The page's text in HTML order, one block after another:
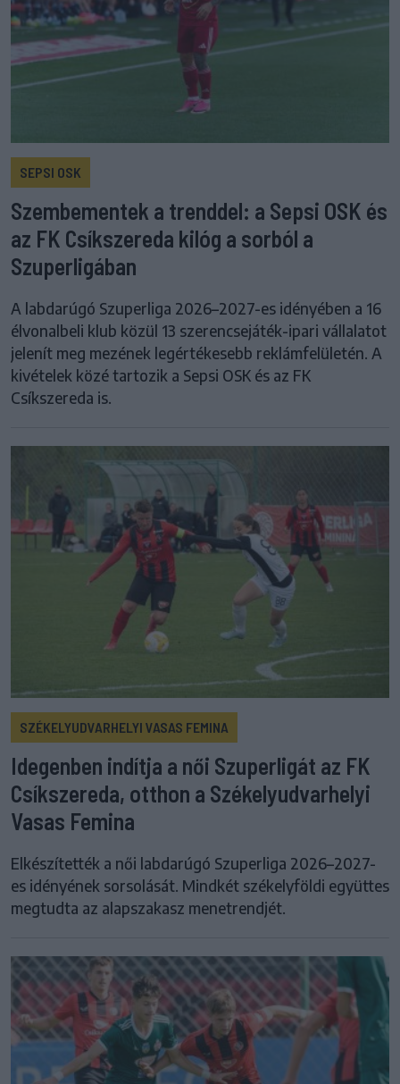
SEPSI OSK
Szembementek a trenddel: a Sepsi OSK és
az FK Csíkszereda kilóg a sorból a
Szuperligában
A labdarúgó Szuperliga 2026–2027-es idényében a 16
élvonalbeli klub közül 13 szerencsejáték-ipari vállalatot
jelenít meg mezének legértékesebb reklámfelületén. A
kivételek közé tartozik a Sepsi OSK és az FK
Csíkszereda is.
SZÉKELYUDVARHELYI VASAS FEMINA
Idegenben indítja a női Szuperligát az FK
Csíkszereda, otthon a Székelyudvarhelyi
Vasas Femina
Elkészítették a női labdarúgó Szuperliga 2026–2027-
es idényének sorsolását. Mindkét székelyföldi együttes
megtudta az alapszakasz menetrendjét.